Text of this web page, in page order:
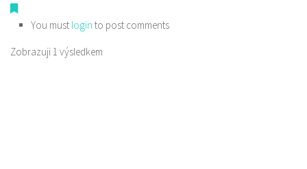
You must login to post comments
Zobrazuji 1 výsledkem